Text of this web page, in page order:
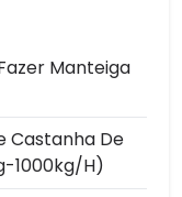
Manteiga
Castanha De
1000kg/h)